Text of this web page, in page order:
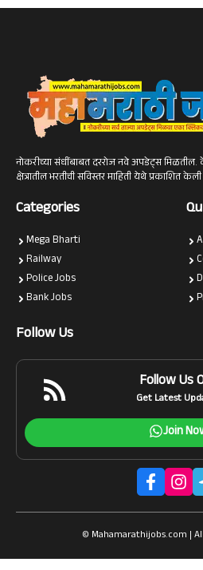
नोकरीच्या संधींबाबत दररोज नवे अपडेट्स मिळतील.
क्षेत्रातील भरतीची सविस्तर माहिती येथे प्रकाशित
Categories
Mega Bharti
Railway
Police Jobs
Bank Jobs
Follow Us
Follow Us
Get Latest
Join
© Mahamarathijobs.com |